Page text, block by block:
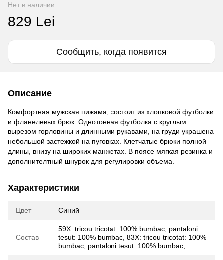
Нет в наличии
829 Lei
Сообщить, когда появится
Описание
Комфортная мужская пижама, состоит из хлопковой футболки
и фланелевых брюк. Однотонная футболка с круглым
вырезом горловины и длинными рукавами, на груди украшена
небольшой застежкой на пуговках. Клетчатые брюки полной
длины, внизу на широких манжетах. В поясе мягкая резинка и
дополнителтный шнурок для регулировки объема.
Характеристики
Цвет Синий
Состав
59X: tricou tricotat: 100% bumbac, pantaloni
tesut: 100% bumbac, 83X: tricou tricotat: 100%
bumbac, pantaloni tesut: 100% bumbac,